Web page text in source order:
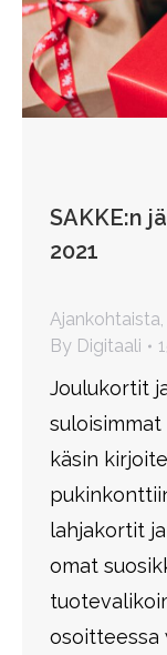
SAKKE:n
2021
Ajankohtaista,
By Digitaali
Joulukortit
käsin
lahjakortit
omat
osoitteessa